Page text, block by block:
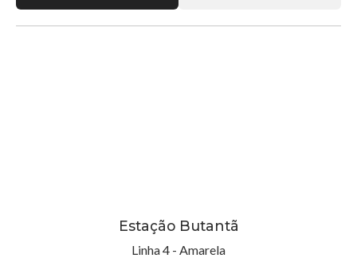
Estação Butantã
Linha 4 - Amarela